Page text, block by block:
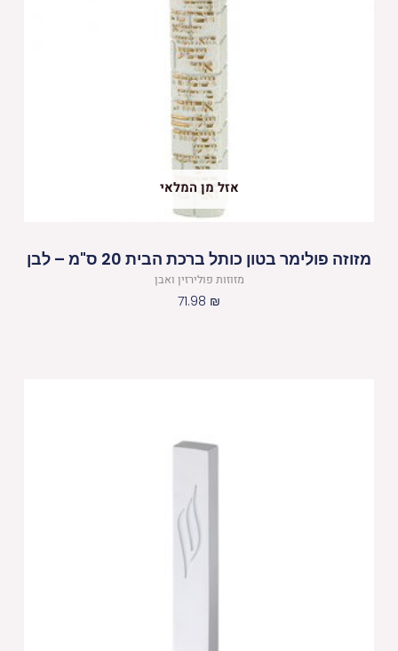
אזל מן המלאי
מזוזה פולימר בטון כותל ברכת הבית 20 ס"מ – לבן
מזוזות פולירזין ואבן
71.98 ₪